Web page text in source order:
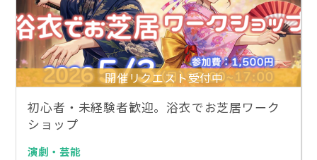
開催リクエスト受付中
初心者・未経験者歓迎。浴衣でお芝居ワーク
ショップ
演劇・芸能